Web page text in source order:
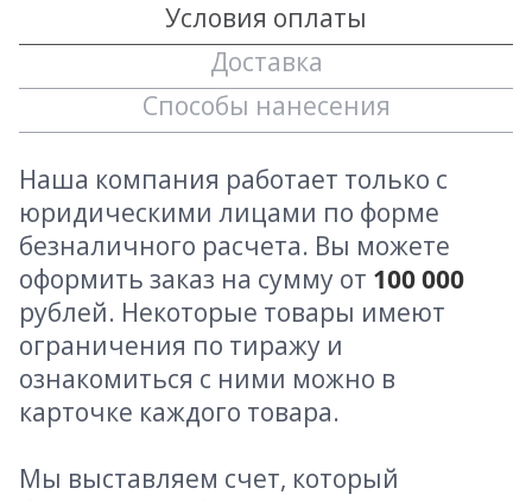
Условия оплаты
Доставка
Способы нанесения
Наша компания работает только с
юридическими лицами по форме
безналичного расчета. Вы можете
оформить заказ на сумму от 100 000
рублей. Некоторые товары имеют
ограничения по тиражу и
ознакомиться с ними можно в
карточке каждого товара.
Мы выставляем счет, который